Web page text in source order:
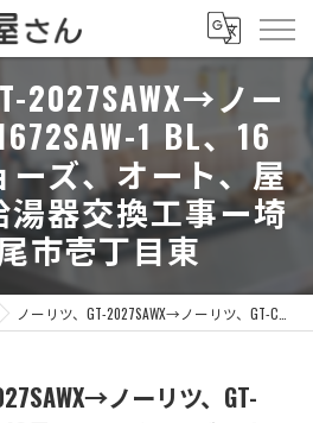
2027SAWX→ノー
1 BL、16
ズ、オート、屋
器交換工事ー埼
市壱丁目東
ノーリツ、GT-2027SAWX→ノーリツ、GT-C1672SAW-1 BL、16号、エコジョーズ、オート、屋外壁掛型、給湯器交換工事ー埼玉県上尾市壱丁目東
ノーリツ、GT-